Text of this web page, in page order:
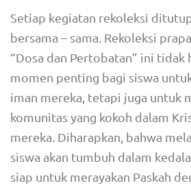
Setiap kegiatan rekoleksi
bersama – sama. Rekoleksi
“Dosa dan Pertobatan” ini tidak
momen penting bagi siswa
iman mereka, tetapi juga untuk
komunitas yang kokoh dalam
mereka. Diharapkan, bahwa
siswa akan tumbuh dalam
siap untuk merayakan Paskah